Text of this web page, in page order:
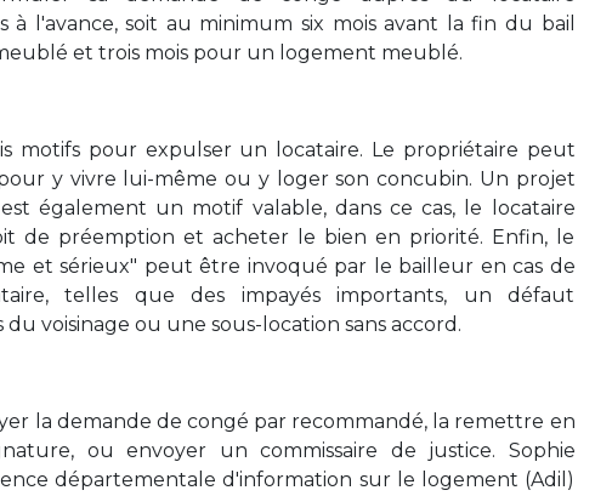
à l'avance, soit au minimum six mois avant la fin du bail
et trois mois pour un logement meublé.
motifs pour expulser un locataire. Le propriétaire peut
y vivre lui-même ou y loger son concubin. Un projet
également un motif valable, dans ce cas, le locataire
de préemption et acheter le bien en priorité. Enfin, le
et sérieux" peut être invoqué par le bailleur en cas de
telles que des impayés importants, un défaut
voisinage ou une sous-location sans accord.
la demande de congé par recommandé, la remettre en
ou envoyer un commissaire de justice. Sophie
départementale d'information sur le logement (Adil)